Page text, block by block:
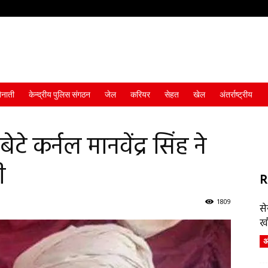
केन्द्रीय पुलिस संगठन जेल करियर सेहत खेल अंतर्राष्ट्रीय
कर्नल मानवेंद्र सिंह ने
1809